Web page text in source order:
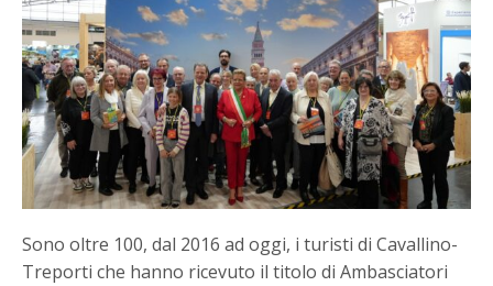
Sono oltre 100, dal 2016 ad oggi, i turisti di Cavallino-
Treporti che hanno ricevuto il titolo di Ambasciatori